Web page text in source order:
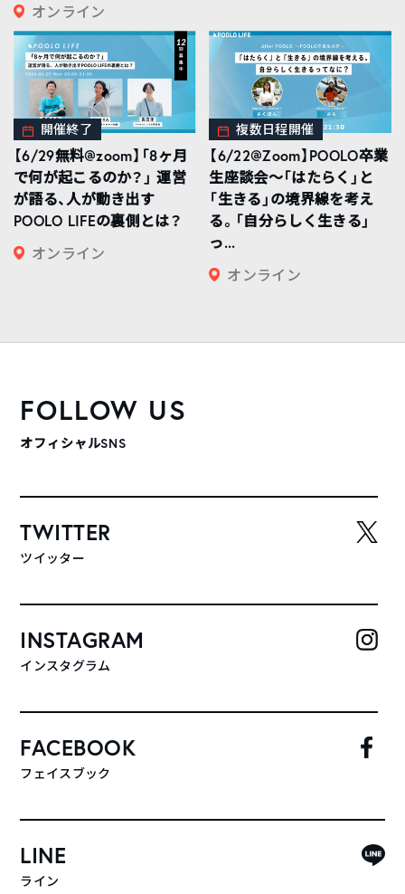
オンライン
開催終了
【6/29無料@zoom】「8ヶ月
で何が起こるのか？」 運営
が語る、人が動き出す
POOLO LIFEの裏側とは？
オンライン
複数日程開催
【6/22@Zoom】POOLO卒業
生座談会〜「はたらく」と
「生きる」の境界線を考え
る。「自分らしく生きる」
っ...
オンライン
FOLLOW US
オフィシャルSNS
TWITTER
ツイッター
INSTAGRAM
インスタグラム
FACEBOOK
フェイスブック
LINE
ライン